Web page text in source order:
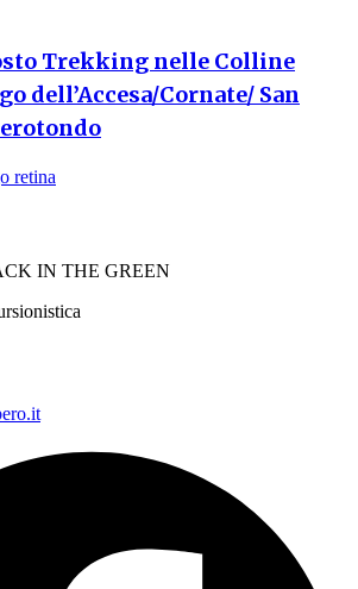
Trekking nelle Colline
dell’Accesa/Cornate/ San
IN THE GREEN